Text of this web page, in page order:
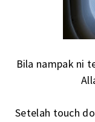
Bila nampak ni
Setelah touch